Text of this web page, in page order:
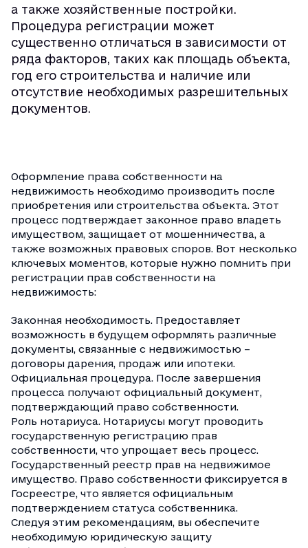
а также хозяйственные постройки.
Процедура регистрации может
существенно отличаться в зависимости от
ряда факторов, таких как площадь объекта,
год его строительства и наличие или
отсутствие необходимых разрешительных
документов.
Оформление права собственности на
недвижимость необходимо производить после
приобретения или строительства объекта. Этот
процесс подтверждает законное право владеть
имуществом, защищает от мошенничества, а
также возможных правовых споров. Вот несколько
ключевых моментов, которые нужно помнить при
регистрации прав собственности на
недвижимость:
Законная необходимость. Предоставляет
возможность в будущем оформлять различные
документы, связанные с недвижимостью –
договоры дарения, продаж или ипотеки.
Официальная процедура. После завершения
процесса получают официальный документ,
подтверждающий право собственности.
Роль нотариуса. Нотариусы могут проводить
государственную регистрацию прав
собственности, что упрощает весь процесс.
Государственный реестр прав на недвижимое
имущество. Право собственности фиксируется в
Госреестре, что является официальным
подтверждением статуса собственника.
Следуя этим рекомендациям, вы обеспечите
необходимую юридическую защиту